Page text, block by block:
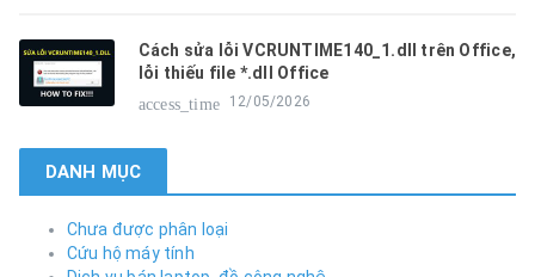
Cách sửa lỗi VCRUNTIME140_1.dll trên Office,
lỗi thiếu file *.dll Office
access_time
12/05/2026
DANH MỤC
Chưa được phân loại
Cứu hộ máy tính